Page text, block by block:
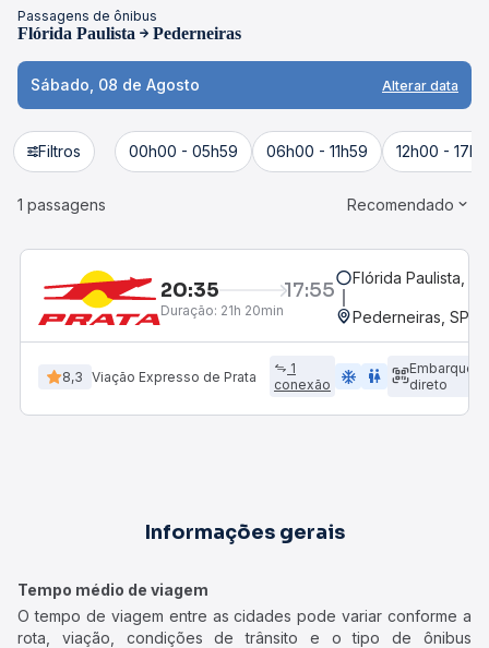
Passagens de ônibus
Flórida Paulista Pederneiras
Sábado, 08 de Agosto Alterar data
Filtros 00h00 - 05h59 06h00 - 11h59 12h00 -
1 passagens Recomendado
20:35 17:55
Duração: 21h 20min
Flórida Paulista,
Pederneiras, SP
8,3 Viação Expresso de Prata
1
conexão
ac_unit wc
Embarque
direto
Informações gerais
Tempo médio de viagem
O tempo de viagem entre as cidades pode variar conforme a
rota, viação, condições de trânsito e o tipo de ônibus